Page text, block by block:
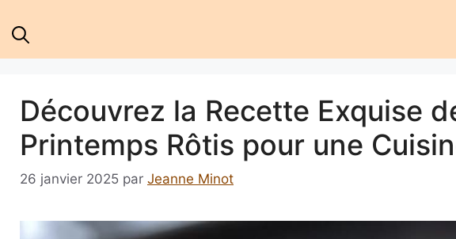
Découvrez la Recette Exquise
Printemps Rôtis pour une
26 janvier 2025 par Jeanne Minot